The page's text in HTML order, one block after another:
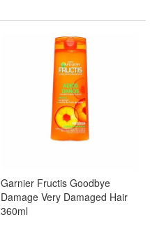
Garnier Fructis Goodbye
Damage Very Damaged Hair
360ml